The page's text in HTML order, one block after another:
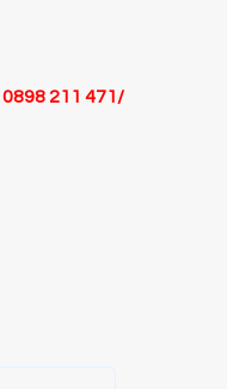
0898 211 471/